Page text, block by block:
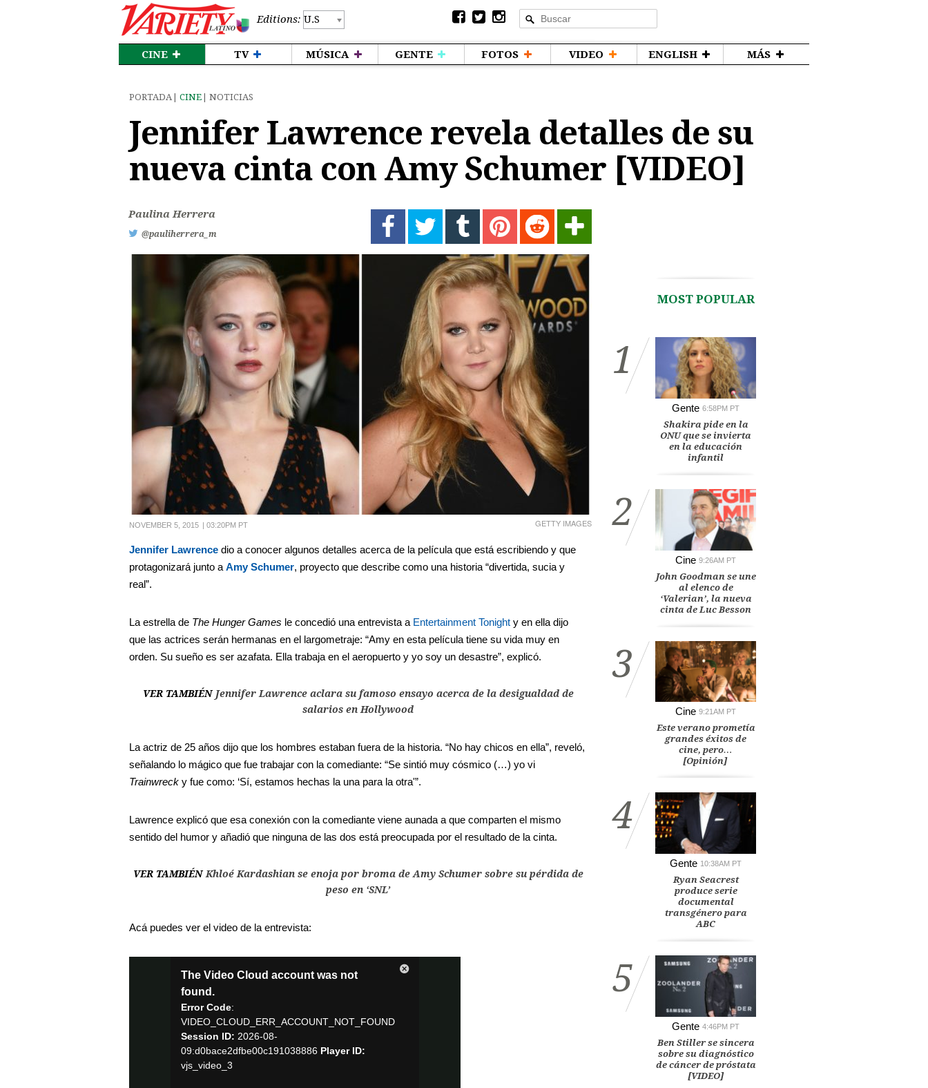
Editions:
CINE TV MÚSICA GENTE FOTOS VIDEO ENGLISH MÁS
PORTADA CINE NOTICIAS
Jennifer Lawrence revela detalles de su
nueva cinta con Amy Schumer [VIDEO]
Paulina Herrera
@pauliherrera_m
GETTY IMAGES
NOVEMBER 5, 2015 | 03:20PM PT
Jennifer Lawrence dio a conocer algunos detalles acerca de la película que está escribiendo y que
protagonizará junto a Amy Schumer, proyecto que describe como una historia “divertida, sucia y
real”.
La estrella de The Hunger Games le concedió una entrevista a Entertainment Tonight y en ella dijo
que las actrices serán hermanas en el largometraje: “Amy en esta película tiene su vida muy en
orden. Su sueño es ser azafata. Ella trabaja en el aeropuerto y yo soy un desastre”, explicó.
VER TAMBIÉN Jennifer Lawrence aclara su famoso ensayo acerca de la desigualdad de
salarios en Hollywood
La actriz de 25 años dijo que los hombres estaban fuera de la historia. “No hay chicos en ella”, reveló,
señalando lo mágico que fue trabajar con la comediante: “Se sintió muy cósmico (…) yo vi
Trainwreck y fue como: ‘Sí, estamos hechas la una para la otra'”.
Lawrence explicó que esa conexión con la comediante viene aunada a que comparten el mismo
sentido del humor y añadió que ninguna de las dos está preocupada por el resultado de la cinta.
VER TAMBIÉN Khloé Kardashian se enoja por broma de Amy Schumer sobre su pérdida de
peso en ‘SNL’
Acá puedes ver el video de la entrevista:
MOST POPULAR
1
Gente 6:58PM PT
Shakira pide en la
ONU que se invierta
en la educación
infantil
2
Cine 9:26AM PT
John Goodman se une
al elenco de
‘Valerian’, la nueva
cinta de Luc Besson
3
Cine 9:21AM PT
Este verano prometía
grandes éxitos de
cine, pero…
[Opinión]
4
Gente 10:38AM PT
Ryan Seacrest
produce serie
documental
transgénero para
ABC
5
Gente 4:46PM PT
Ben Stiller se sincera
sobre su diagnóstico
de cáncer de próstata
[VIDEO]